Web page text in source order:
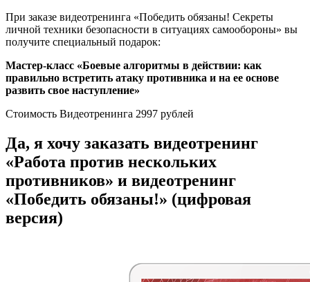
При заказе видеотренинга «Победить обязаны! Секреты
личной техники безопасности в ситуациях самообороны» вы
получите специальный подарок:
Мастер-класс «Боевые алгоритмы в действии: как
правильно встретить атаку противника и на ее основе
развить свое наступление»
Стоимость Видеотренинга 2997 рублей
Да, я хочу заказать видеотренинг
«Работа против нескольких
противников» и видеотренинг
«Победить обязаны!» (цифровая
версия)